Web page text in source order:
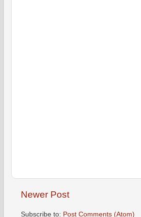
Newer Post
Subscribe to: Post Comments (Atom)